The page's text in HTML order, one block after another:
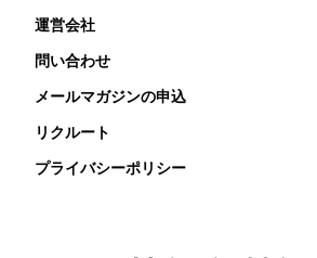
運営会社
問い合わせ
メールマガジンの申込
リクルート
プライバシーポリシー